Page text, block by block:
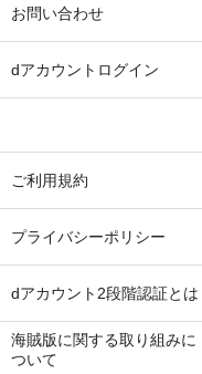
お問い合わせ
dアカウントログイン
ご利用規約
プライバシーポリシー
dアカウント2段階認証とは
海賊版に関する取り組みに
ついて